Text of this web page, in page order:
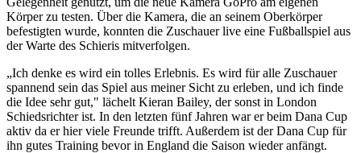
Körper zu testen. Über die Kamera, die an seinem Oberkörper
befestigten wurde, konnten die Zuschauer live eine Fußballspiel aus
der Warte des Schieris mitverfolgen.
„Ich denke es wird ein tolles Erlebnis. Es wird für alle Zuschauer
spannend sein das Spiel aus meiner Sicht zu erleben, und ich finde
die Idee sehr gut," lächelt Kieran Bailey, der sonst in London
Schiedsrichter ist. In den letzten fünf Jahren war er beim Dana Cup
aktiv da er hier viele Freunde trifft. Außerdem ist der Dana Cup für
ihn gutes Training bevor in England die Saison wieder anfängt.